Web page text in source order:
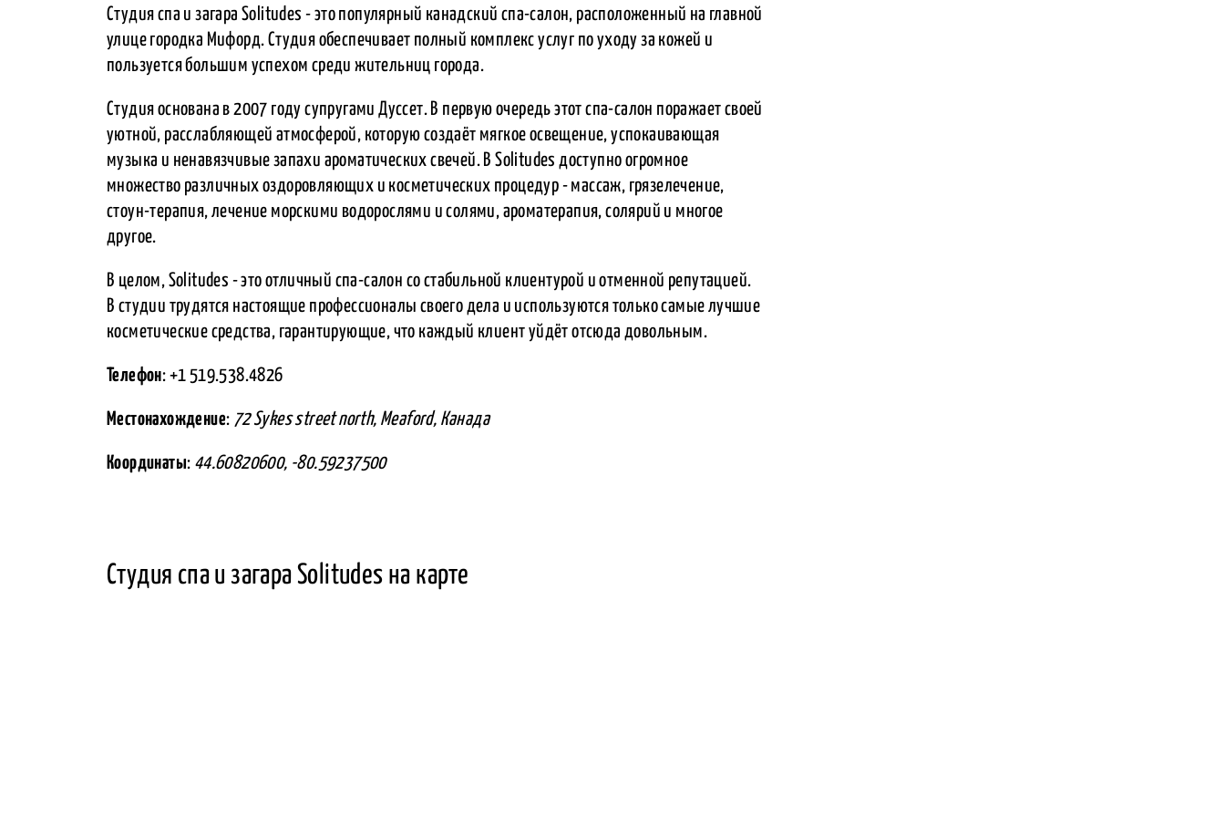
Студия спа и загара Solitudes - это популярный канадский спа-салон, расположенный на главной
улице городка Мифорд. Студия обеспечивает полный комплекс услуг по уходу за кожей и
пользуется большим успехом среди жительниц города.
Студия основана в 2007 году супругами Дуссет. В первую очередь этот спа-салон поражает своей
уютной, расслабляющей атмосферой, которую создаёт мягкое освещение, успокаивающая
музыка и ненавязчивые запахи ароматических свечей. В Solitudes доступно огромное
множество различных оздоровляющих и косметических процедур - массаж, грязелечение,
стоун-терапия, лечение морскими водорослями и солями, ароматерапия, солярий и многое
другое.
В целом, Solitudes - это отличный спа-салон со стабильной клиентурой и отменной репутацией.
В студии трудятся настоящие профессионалы своего дела и используются только самые лучшие
косметические средства, гарантирующие, что каждый клиент уйдёт отсюда довольным.
Телефон: +1 519.538.4826
Местонахождение: 72 Sykes street north, Meaford, Канада
Координаты: 44.60820600, -80.59237500
Студия спа и загара Solitudes на карте